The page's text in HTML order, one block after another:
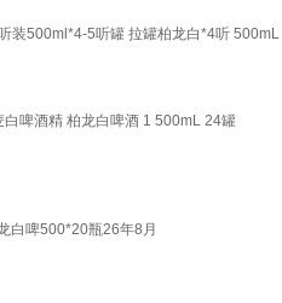
装500ml*4-5听罐 拉罐柏龙白*4听 500mL
啤酒精 柏龙白啤酒 1 500mL 24罐
白啤500*20瓶26年8月